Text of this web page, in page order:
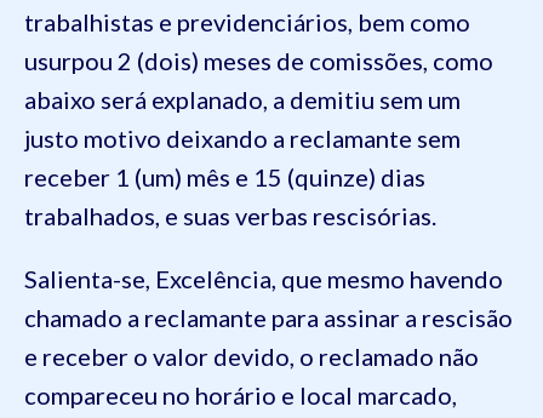
trabalhistas e previdenciários, bem como
usurpou 2 (dois) meses de comissões, como
abaixo será explanado, a demitiu sem um
justo motivo deixando a reclamante sem
receber 1 (um) mês e 15 (quinze) dias
trabalhados, e suas verbas rescisórias.
Salienta-se, Excelência, que mesmo havendo
chamado a reclamante para assinar a rescisão
e receber o valor devido, o reclamado não
compareceu no horário e local marcado,